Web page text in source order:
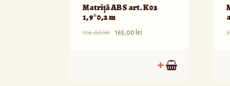
Matriță ABS art. K02
1,9*0,2 m
176,00lei 165,00 lei